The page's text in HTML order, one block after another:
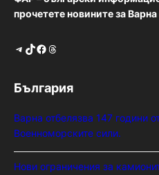
прочетете новините за
Telegram TikTok Facebook Threads
България
Варна отбелязва 147 години
Военноморските сили.
Нови ограничения за